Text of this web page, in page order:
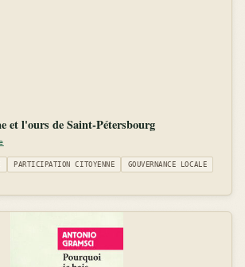
et l'ours de Saint-Pétersbourg
PARTICIPATION CITOYENNE GOUVERNANCE LOCALE